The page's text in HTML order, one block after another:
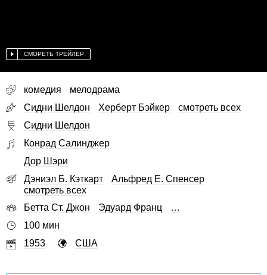
СМОРЕТЬ ТРЕЙЛЕР
комедия
мелодрама
Сидни Шелдон
Херберт Бэйкер
смотреть всех
Сидни Шелдон
Конрад Салинджер
Дор Шэри
Дэниэл Б. Кэткарт
Альфред Е. Спенсер
смотреть всех
Бетта Ст. Джон
Эдуард Франц
…
100 мин
1953
США